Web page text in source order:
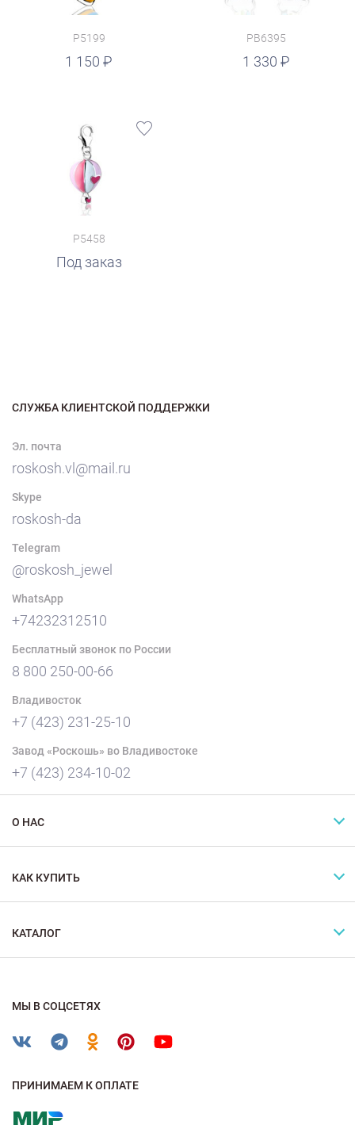
P5199
1 150
PB6395
1 330
P5458
Под заказ
СЛУЖБА КЛИЕНТСКОЙ ПОДДЕРЖКИ
Эл. почта
roskosh.vl@mail.ru
Skype
roskosh-da
Telegram
@roskosh_jewel
WhatsApp
+74232312510
Бесплатный звонок по России
8 800 250-00-66
Владивосток
+7 (423) 231-25-10
Завод «Роскошь» во Владивостоке
+7 (423) 234-10-02
О НАС
КАК КУПИТЬ
КАТАЛОГ
МЫ В СОЦСЕТЯХ
ПРИНИМАЕМ К ОПЛАТЕ